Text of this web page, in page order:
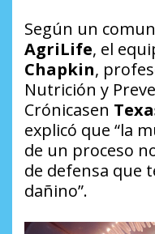
Según un
AgriLife, el
Chapkin,
Nutrición y
Crónicasen
explicó que “la
de un proceso
de defensa que
dañino”.